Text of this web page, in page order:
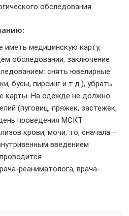
обследования.
иметь медицинскую карту,
обследовании, заключение
снять ювелирные
бусы, пирсинг и т.д.), убрать
карты. На одежде не должно
(пуговиц, пряжек, застежек,
проведения МСКТ
крови, мочи, то, сначала –
введением
реаниматолога, врача-